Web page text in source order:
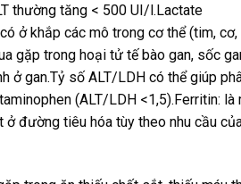
thường tăng < 500 UI/l.Lactate
ở khắp các mô trong cơ thể (tim, cơ,
gặp trong hoại tử tế bào gan, sốc
ở gan.Tỷ số ALT/LDH có thể giúp
(ALT/LDH <1,5).Ferritin: là
đường tiêu hóa tùy theo nhu cầu